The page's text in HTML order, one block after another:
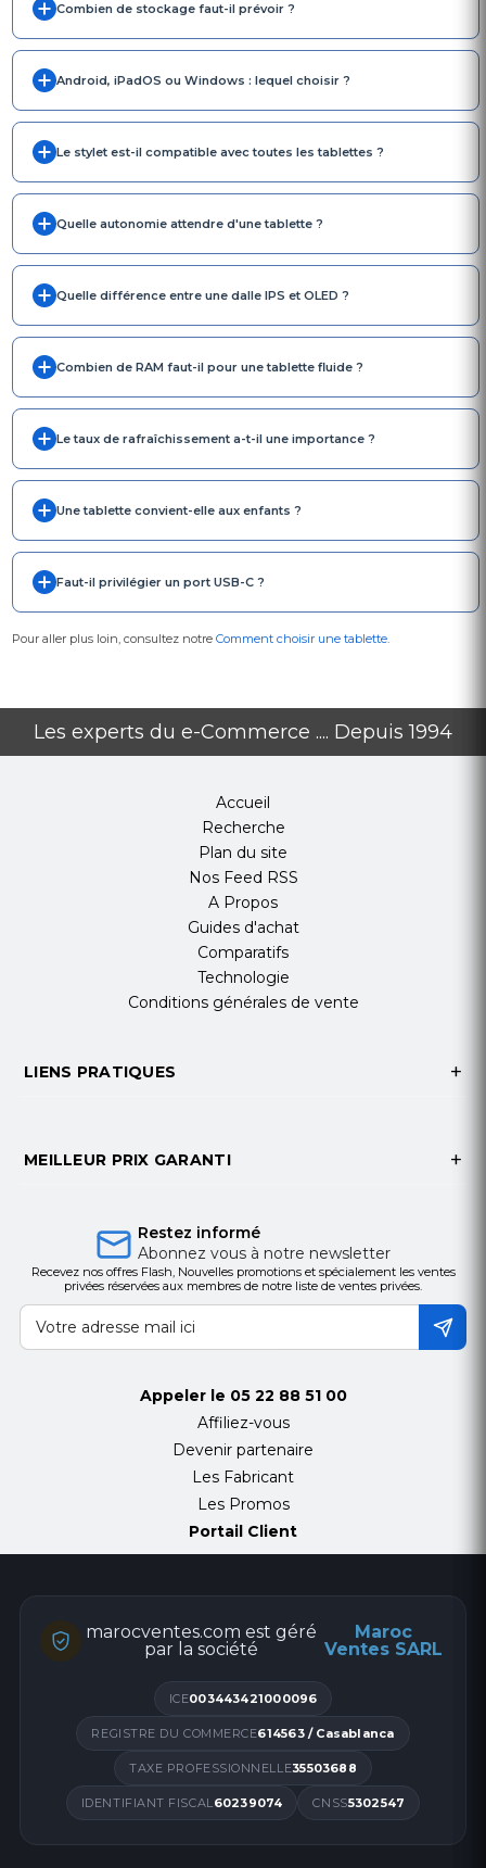
Combien de stockage faut-il prévoir ?
Android, iPadOS ou Windows : lequel choisir ?
Le stylet est-il compatible avec toutes les tablettes ?
Quelle autonomie attendre d'une tablette ?
Quelle différence entre une dalle IPS et OLED ?
Combien de RAM faut-il pour une tablette fluide ?
Le taux de rafraîchissement a-t-il une importance ?
Une tablette convient-elle aux enfants ?
Faut-il privilégier un port USB-C ?
Pour aller plus loin, consultez notre Comment choisir une tablette.
Les experts du e-Commerce .... Depuis 1994
Accueil
Recherche
Plan du site
Nos Feed RSS
A Propos
Guides d'achat
Comparatifs
Technologie
Conditions générales de vente
LIENS PRATIQUES
MEILLEUR PRIX GARANTI
Restez informé
Abonnez vous à notre newsletter
Recevez nos offres Flash, Nouvelles promotions et spécialement les ventes
privées réservées aux membres de notre liste de ventes privées.
Appeler le 05 22 88 51 00
Affiliez-vous
Devenir partenaire
Les Fabricant
Les Promos
Portail Client
marocventes.com est géré
par la société
Maroc
Ventes SARL
ICE003443421000096
REGISTRE DU COMMERCE614563 / Casablanca
TAXE PROFESSIONNELLE35503688
IDENTIFIANT FISCAL60239074 CNSS5302547